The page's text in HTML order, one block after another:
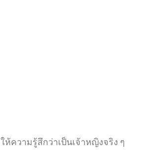
ให้ความรู้สึกว่าเป็นเจ้าหญิงจริง ๆ